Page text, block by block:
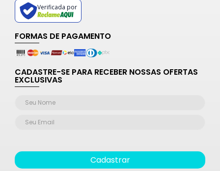
Verificada por
FORMAS DE PAGAMENTO
CADASTRE-SE PARA RECEBER NOSSAS OFERTAS
EXCLUSIVAS
Cadastrar